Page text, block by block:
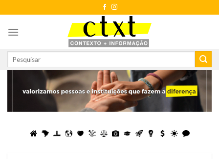
to
content